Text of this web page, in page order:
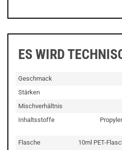
ES WIRD
Geschmack
Stärken
Mischverhältnis
Inhaltsstoffe
Flasche
10ml PET-